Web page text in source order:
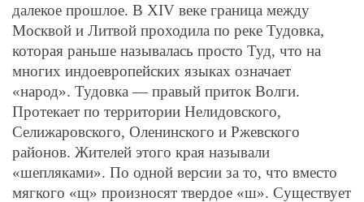
далекое прошлое. В ХIV веке граница между
Москвой и Литвой проходила по реке Тудовка,
которая раньше называлась просто Туд, что на
многих индоевропейских языках означает
«народ». Тудовка — правый приток Волги.
Протекает по территории Нелидовского,
Селижаровского, Оленинского и Ржевского
районов. Жителей этого края называли
«шепляками». По одной версии за то, что вместо
мягкого «щ» произносят твердое «ш». Существует